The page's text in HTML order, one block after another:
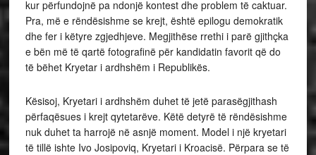
kur përfundojnë pa ndonjë kontest dhe problem të caktuar.
Pra, më e rëndësishme se krejt, është epilogu demokratik
dhe fer i këtyre zgjedhjeve. Megjithëse rrethi i parë gjithçka
e bën më të qartë fotografinë për kandidatin favorit që do
të bëhet Kryetar i ardhshëm i Republikës.
Kësisoj, Kryetari i ardhshëm duhet të jetë parasëgjithash
përfaqësues i krejt qytetarëve. Këtë detyrë të rëndësishme
nuk duhet ta harrojë në asnjë moment. Model i një kryetari
të tillë ishte Ivo Josipoviq, Kryetari i Kroacisë. Përpara se të